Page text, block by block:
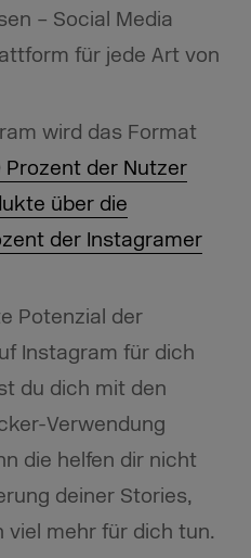
– Social Media
für jede Art von
wird das Format
Prozent der Nutzer
über die
der Instagramer
Potenzial der
Instagram für dich
du dich mit den
Verwendung
die helfen dir nicht
deiner Stories,
viel mehr für dich tun.